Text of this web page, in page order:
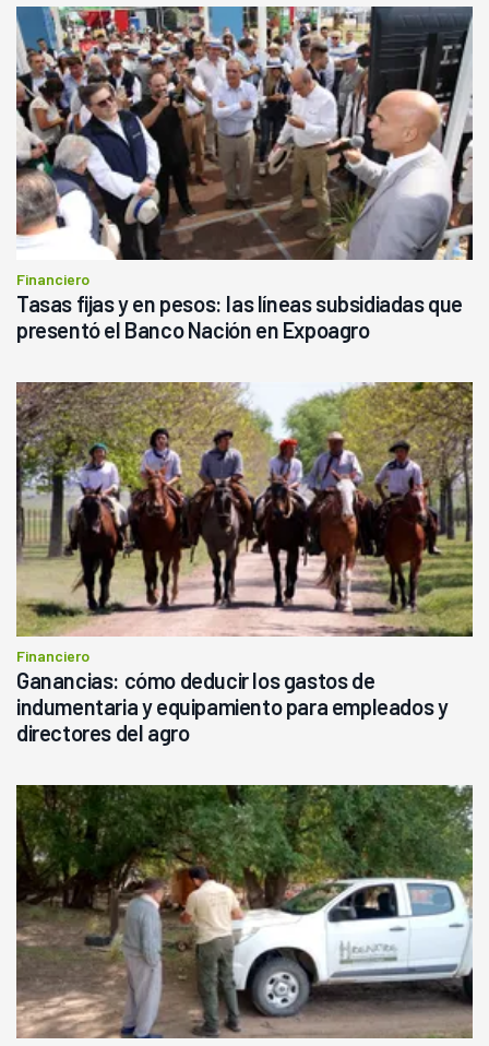
Financiero
Tasas fijas y en pesos: las líneas subsidiadas que
presentó el Banco Nación en Expoagro
Financiero
Ganancias: cómo deducir los gastos de
indumentaria y equipamiento para empleados y
directores del agro